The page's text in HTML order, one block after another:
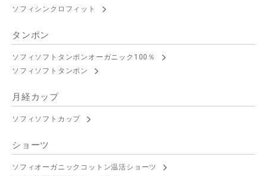
ソフィシンクロフィット
タンポン
ソフィソフトタンポンオーガニック100％
ソフィソフトタンポン
月経カップ
ソフィソフトカップ
ショーツ
ソフィオーガニックコットン温活ショーツ